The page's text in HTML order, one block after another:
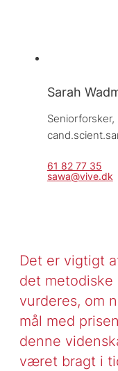
Sarah
Seniorforsker,
61 82 77 35
sawa@vive.dk
Det er vigtigt
det metodiske
vurderes, om
mål med
denne
været bragt i